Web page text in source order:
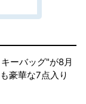
ーバッグ"が8月
豪華な7点入り